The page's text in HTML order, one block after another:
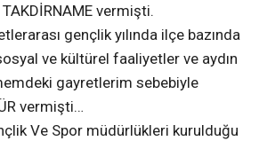
vermişti.
gençlik yılında ilçe bazında
ve kültürel faaliyetler ve aydın
gayretlerim sebebiyle
vermişti…
Ve Spor müdürlükleri kurulduğu